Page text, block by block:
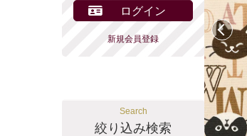
ログイン
新規会員登録
Search
絞り込み検索
前へ